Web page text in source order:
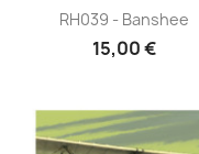
Aperçu rapide
RH039 - Banshee
15,00 €